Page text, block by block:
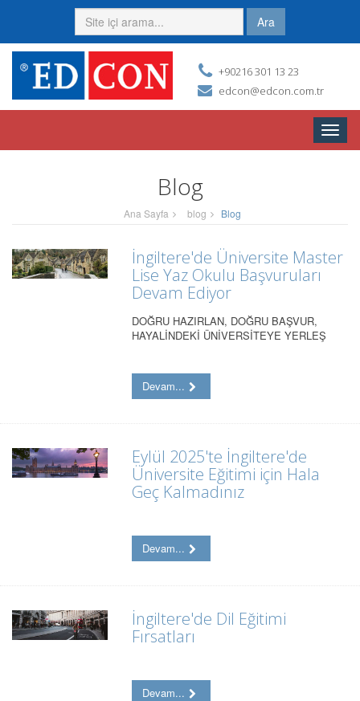
Ara
+90216 301 13 23
edcon@edcon.com.tr
Toggle
Blog
Ana Sayfa blog Blog
İngiltere'de Üniversite Master
Lise Yaz Okulu Başvuruları
Devam Ediyor
DOĞRU HAZIRLAN, DOĞRU BAŞVUR,
HAYALİNDEKİ ÜNİVERSİTEYE YERLEŞ
Devam...
Eylül 2025'te İngiltere'de
Üniversite Eğitimi için Hala
Geç Kalmadınız
Devam...
İngiltere'de Dil Eğitimi
Fırsatları
Devam...